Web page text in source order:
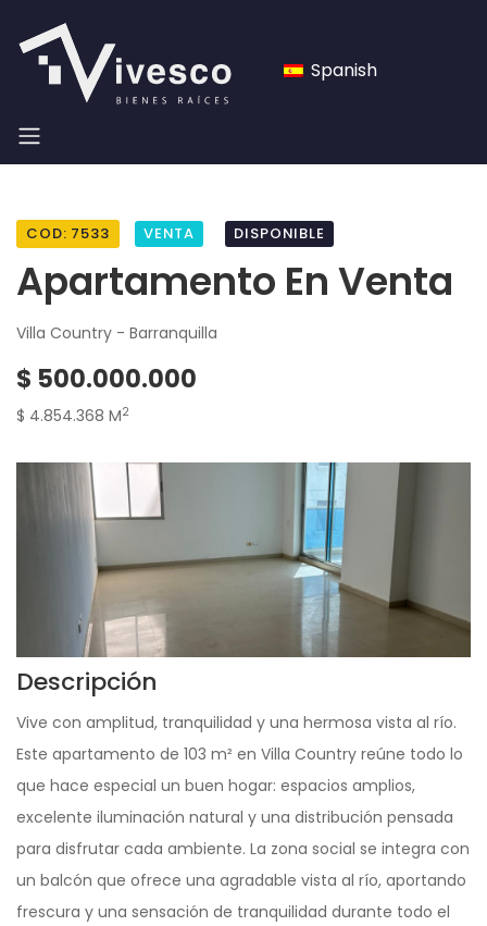
Spanish
COD: 7533 VENTA DISPONIBLE
Apartamento En Venta
Villa Country - Barranquilla
$ 500.000.000
$ 4.854.368 M2
Descripción
Vive con amplitud, tranquilidad y una hermosa vista al río.
Este apartamento de 103 m² en Villa Country reúne todo lo
que hace especial un buen hogar: espacios amplios,
excelente iluminación natural y una distribución pensada
para disfrutar cada ambiente. La zona social se integra con
un balcón que ofrece una agradable vista al río, aportando
frescura y una sensación de tranquilidad durante todo el